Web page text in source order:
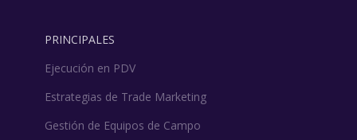
PRINCIPALES
Ejecución en PDV
Estrategias de Trade Marketing
Gestión de Equipos de Campo